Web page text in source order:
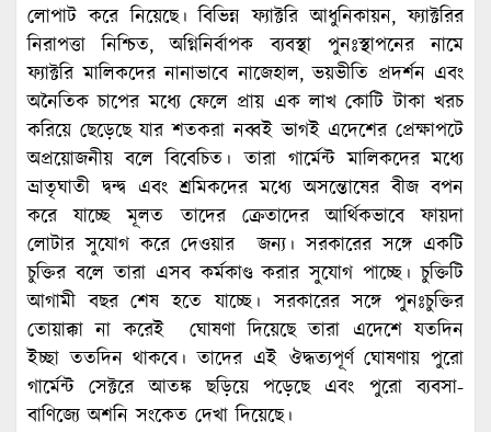
লোপাট করে নিয়েছে। বিভিন্ন ফ্যাক্টরি আধুনিকায়ন, ফ্যাক্টরির
নিরাপত্তা নিশ্চিত, অগ্নিনির্বাপক ব্যবস্থা পুনঃস্থাপনের নামে
ফ্যাক্টরি মালিকদের নানাভাবে নাজেহাল, ভয়ভীতি প্রদর্শন এবং
অনৈতিক চাপের মধ্যে ফেলে প্রায় এক লাখ কোটি টাকা খরচ
করিয়ে ছেড়েছে যার শতকরা নব্বই ভাগই এদেশের প্রেক্ষাপটে
অপ্রয়োজনীয় বলে বিবেচিত। তারা গার্মেন্ট মালিকদের মধ্যে
ভ্রাতৃঘাতী দ্বন্দ্ব এবং শ্রমিকদের মধ্যে অসন্তোষের বীজ বপন
করে যাচ্ছে মূলত তাদের ক্রেতাদের আর্থিকভাবে ফায়দা
লোটার সুযোগ করে দেওয়ার জন্য। সরকারের সঙ্গে একটি
চুক্তির বলে তারা এসব কর্মকাণ্ড করার সুযোগ পাচ্ছে। চুক্তিটি
আগামী বছর শেষ হতে যাচ্ছে। সরকারের সঙ্গে পুনঃচুক্তির
তোয়াক্কা না করেই ঘোষণা দিয়েছে তারা এদেশে যতদিন
ইচ্ছা ততদিন থাকবে। তাদের এই ঔদ্ধত্যপূর্ণ ঘোষণায় পুরো
গার্মেন্ট সেক্টরে আতঙ্ক ছড়িয়ে পড়েছে এবং পুরো ব্যবসা-
বাণিজ্যে অশনি সংকেত দেখা দিয়েছে।